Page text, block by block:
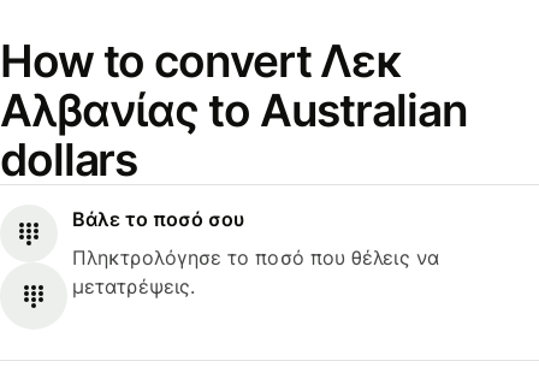
How to convert Λεκ
Αλβανίας to Australian
dollars
Βάλε το ποσό σου
Πληκτρολόγησε το ποσό που θέλεις να
μετατρέψεις.